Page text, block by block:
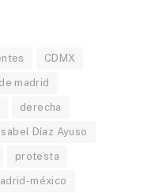
CDMX
madrid
derecha
Isabel Díaz Ayuso
protesta
méxico